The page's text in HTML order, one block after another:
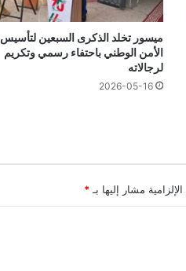
ميسور تخلد الذكرى السبعين لتأسيس
الأمن الوطني باحتفاء رسمي وتكريم
لرجالاته
2026-05-16
مشار إليها بـ *